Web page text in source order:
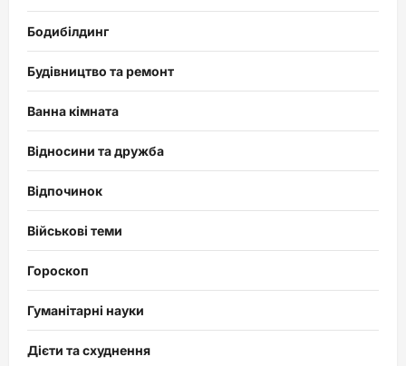
Бодибілдинг
Будівництво та ремонт
Ванна кімната
Відносини та дружба
Відпочинок
Військові теми
Гороскоп
Гуманітарні науки
Дієти та схуднення